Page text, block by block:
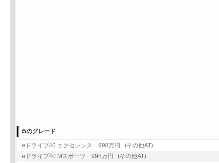
i5のグレード
eドライブ40 エクセレンス 998万円 (その他AT)
eドライブ40 Mスポーツ 998万円 (その他AT)